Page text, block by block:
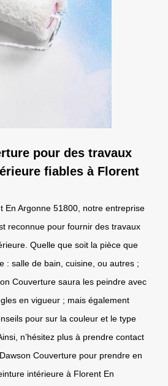
pour des travaux
fiables à Florent
En Argonne 51800, notre entreprise
reconnue pour fournir des travaux
Quelle que soit la pièce que
: salle de bain, cuisine, ou autres ;
Couverture saura les peindre avec
en vigueur ; mais également
pour sur la couleur et le type
n’hésitez plus à prendre contact
Couverture pour prendre en
intérieure à Florent En